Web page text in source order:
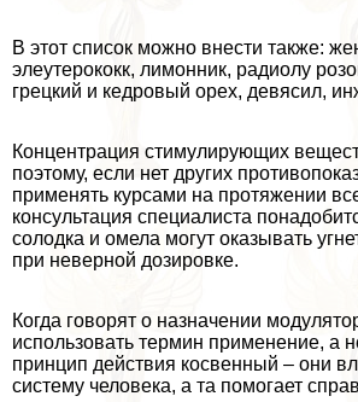
В этот список можно внести также:
элеутерококк, лимонник, радиолу
грецкий и кедровый орех, девясил,
Концентрация стимулирующих
поэтому, если нет других
применять курсами на протяжении
консультация специалиста
солодка и омела могут оказывать
при неверной дозировке.
Когда говорят о назначении
использовать термин применение, а
принцип действия косвенный – они
систему человека, а та помогает